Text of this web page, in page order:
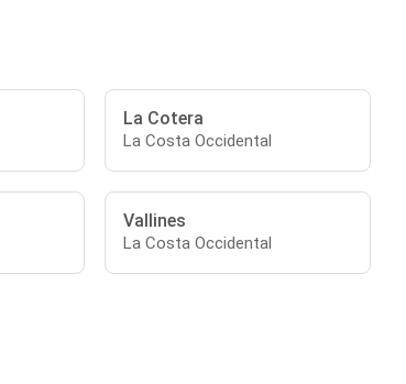
La Cotera
La Costa Occidental
Vallines
La Costa Occidental